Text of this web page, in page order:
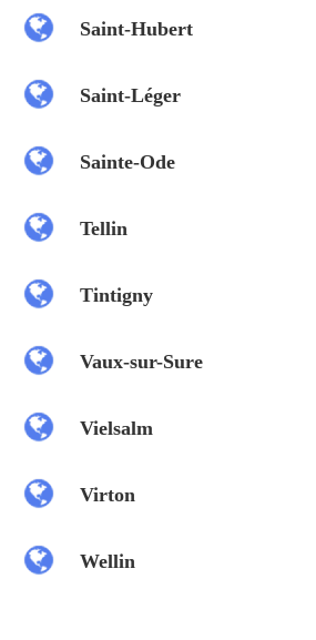
Saint-Hubert
Saint-Léger
Sainte-Ode
Tellin
Tintigny
Vaux-sur-Sure
Vielsalm
Virton
Wellin